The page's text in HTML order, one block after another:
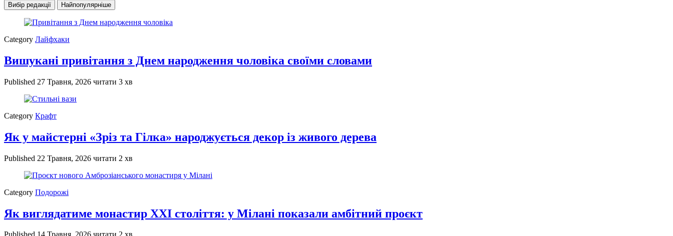
Вибір редакції Найпопулярніше
Category Лайфхаки
Вишукані привітання з Днем народження чоловіка своїми словами
Published 27 Травня, 2026 читати 3 хв
Category Крафт
Як у майстерні «Зріз та Гілка» народжується декор із живого дерева
Published 22 Травня, 2026 читати 2 хв
Category Подорожі
Як виглядатиме монастир XXI століття: у Мілані показали амбітний проєкт